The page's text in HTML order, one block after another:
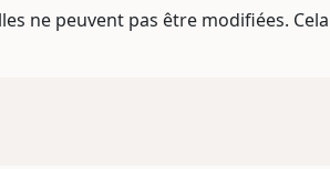
ne peuvent pas être modifiées.